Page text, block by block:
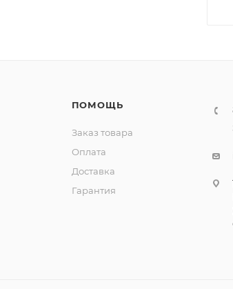
ПОМОЩЬ
Заказ товара
Оплата
Доставка
Гарантия